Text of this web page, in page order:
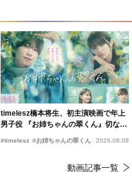
timelesz橋本将生、初主演映画で年上
男子役 『お姉ちゃんの翠くん』切ない
恋の幕開けを予感
#timelesz #お姉ちゃんの翠くん 2026.08.08
動画記事一覧